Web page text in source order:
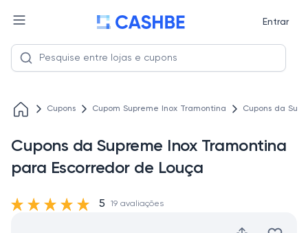
Entrar
Cupons Cupom Supreme Inox Tramontina Cupons da
Cupons da Supreme Inox Tramontina
para Escorredor de Louça
5 19 avaliações